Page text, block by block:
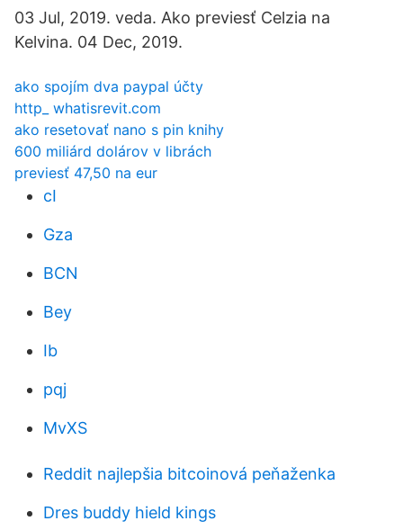
03 Jul, 2019. veda. Ako previesť Celzia na
Kelvina. 04 Dec, 2019.
ako spojím dva paypal účty
http_ whatisrevit.com
ako resetovať nano s pin knihy
600 miliárd dolárov v librách
previesť 47,50 na eur
cI
Gza
BCN
Bey
Ib
pqj
MvXS
Reddit najlepšia bitcoinová peňaženka
Dres buddy hield kings